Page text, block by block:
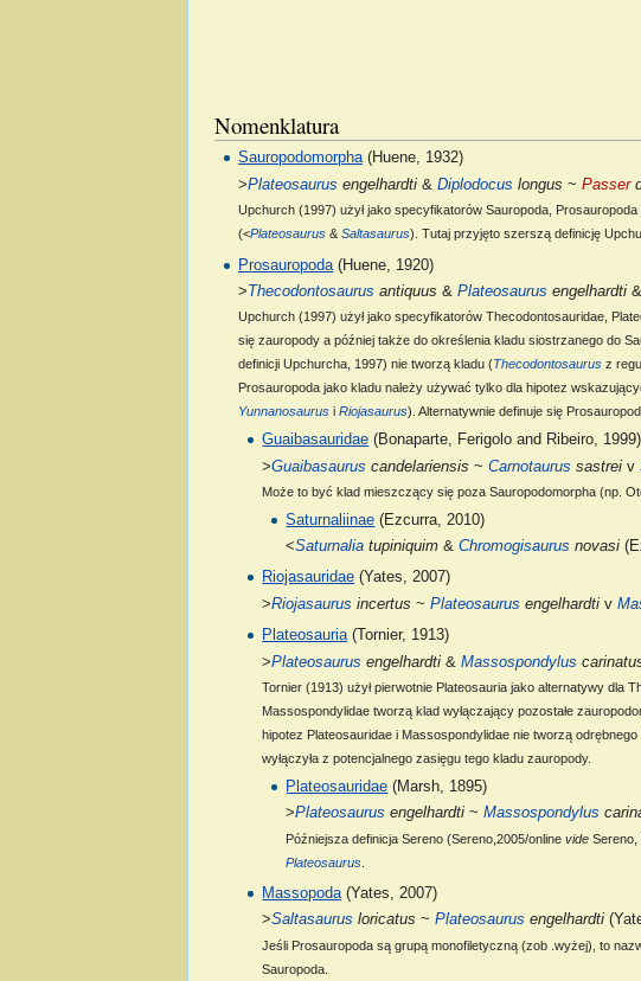
Nomenklatura
Sauropodomorpha(Huene, 1932)
>Plateosaurus engelhardti &Diplodocus longus ~Passer
Upchurch (1997) użył jako specyfikatorów Sauropoda,
(<Plateosaurus &Saltasaurus). Tutaj przyjęto szerszą definicję
Prosauropoda (Huene, 1920)
> Thecodontosaurus antiquus &Plateosaurus engelhardti
Upchurch (1997) użył jako specyfikatorów Thecodontosauridae,
się zauropody a później także do określenia kladu siostrzanego do
definicji Upchurcha, 1997) nie tworzą kladu (Thecodontosaurus z
Prosauropoda jako kladu należy używać tylko dla hipotez
Yunnanosaurus iRiojasaurus). Alternatywnie definuje się
Guaibasauridae (Bonaparte, Ferigolo and Ribeiro, 1999)
>Guaibasaurus candelariensis ~Carnotaurus sastrei v
Może to być klad mieszczący się poza Sauropodomorpha (np.
Saturnaliinae (Ezcurra, 2010)
<Saturnalia tupiniquim &Chromogisaurus novasi
Riojasauridae (Yates, 2007)
>Riojasaurus incertus ~Plateosaurus engelhardti v
Plateosauria(Tornier, 1913)
>Plateosaurus engelhardti &Massospondylus
Tornier (1913) użył pierwotnie Plateosauria jako alternatywy
Massospondylidae tworzą klad wyłączający pozostałe
hipotez Plateosauridae i Massospondylidae nie tworzą
wyłączyła z potencjalnego zasięgu tego kladu zauropody.
Plateosauridae (Marsh, 1895)
>Plateosaurus engelhardti ~Massospondylus
Późniejsza definicja Sereno (Sereno,2005/onlinevide Sereno,
Plateosaurus
Massopoda(Yates, 2007)
>Saltasaurus loricatus ~Plateosaurus engelhardti
Jeśli Prosauropoda są grupą monofiletyczną (zob .wyżej), to
Sauropoda.